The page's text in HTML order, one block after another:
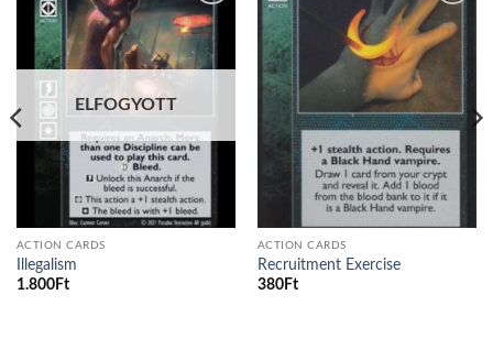
Add to
wishlist
ELFOGYOTT
ACTION CARDS
Illegalism
1.800Ft
Add to
wishlist
ACTION CARDS
Recruitment Exercise
380Ft